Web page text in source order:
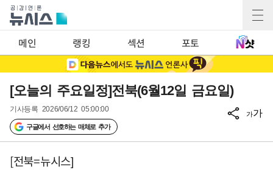
메인 랭킹 섹션 포토
[오늘의 주요일정]전북(6월12일 금요일)
기사등록 2026/06/12 05:00:00
구글에서 선호하는 매체로 추가
가가
[전북=뉴시스]